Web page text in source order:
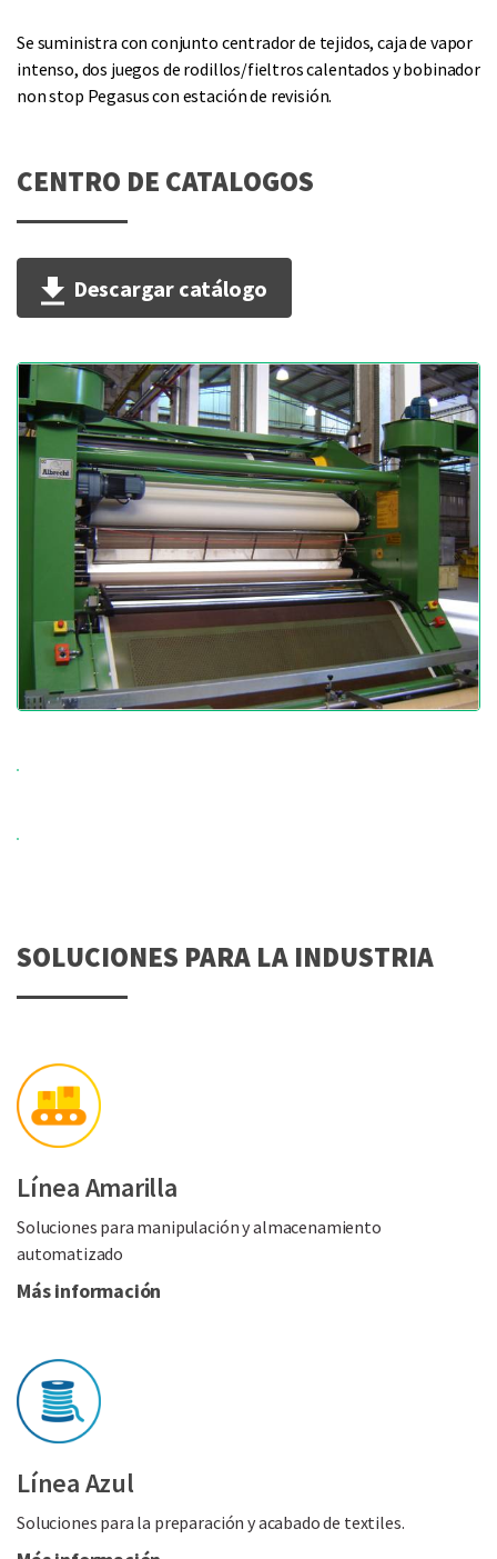
Se suministra con conjunto centrador de tejidos, caja de vapor
intenso, dos juegos de rodillos/fieltros calentados y bobinador
non stop Pegasus con estación de revisión.
CENTRO DE CATALOGOS
Descargar catálogo
SOLUCIONES PARA LA INDUSTRIA
Línea Amarilla
Soluciones para manipulación y almacenamiento
automatizado
Más información
Línea Azul
Soluciones para la preparación y acabado de textiles.